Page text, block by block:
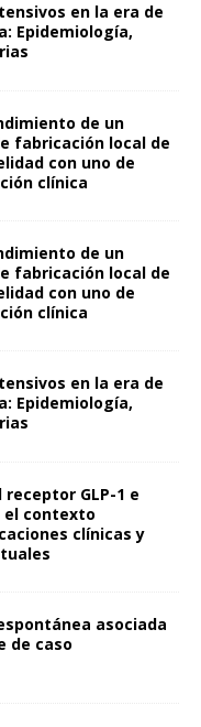
en la era de
Epidemiología,
de un
fabricación local de
con uno de
clínica
de un
fabricación local de
con uno de
clínica
en la era de
Epidemiología,
GLP-1 e
el contexto
clínicas y
asociada
de caso